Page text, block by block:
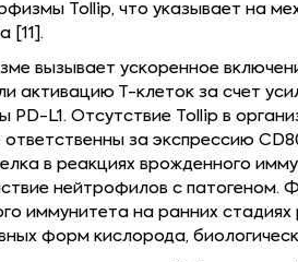
Tollip, что указывает на
[11].
вызывает ускоренное
активацию Т-клеток за счет
PD-L1. Отсутствие Tollip в
за экспрессию
в реакциях врожденного
нейтрофилов с
иммунитета на ранних
форм кислорода,